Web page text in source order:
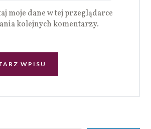
moje dane w tej przeglądarce
kolejnych komentarzy.